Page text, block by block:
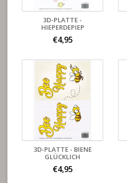
3D-PLATTE -
HIEPERDEPIEP
€4,95
3D-PLATTE - BIENE
GLÜCKLICH
€4,95